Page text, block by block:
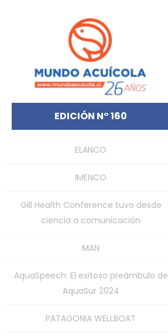
EDICIÓN N° 160
ELANCO
IMENCO
Gill Health Conference tuvo desde
ciencia a comunicación
MAN
AquaSpeech: El exitoso preámbulo de
AquaSur 2024
PATAGONIA WELLBOAT